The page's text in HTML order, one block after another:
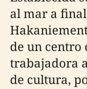
al mar a
de un centro
trabajadora
de cultura,